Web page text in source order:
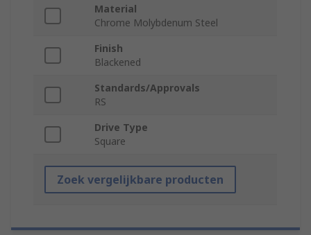
Material
Chrome Molybdenum Steel
Finish
Blackened
Standards/Approvals
RS
Drive Type
Square
Zoek vergelijkbare producten